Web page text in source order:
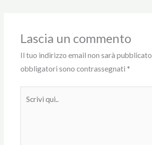
Lascia un commento
Il tuo indirizzo email non sarà pubblicato.
obbligatori sono contrassegnati *